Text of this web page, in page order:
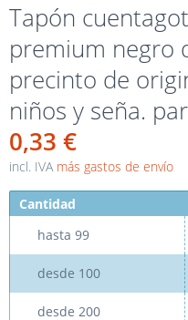
Tapón
premium negro
precinto de
niños y seña.
0,33 €
incl. IVA más gastos de envío
Cantidad
hasta 99
desde 100
desde 200